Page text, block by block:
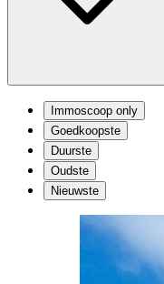
Immoscoop only
Goedkoopste
Duurste
Oudste
Nieuwste